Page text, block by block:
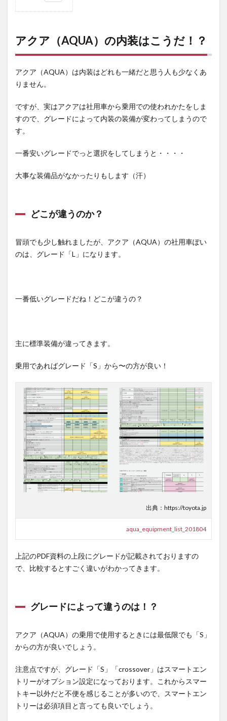
の内装は
こう
1.1
が違
か？
グレー
って違
1.2.1
な？
アクア（AQUA）の内装はこうだ！？
アクア（AQUA）は内装はどれも一緒だと思う人も少なくあ
りません。
ですが、実はアクアは社用車から乗用での使われかたをしま
すので、グレードによって内装の装備が変わってしまうので
す。
一番安いグレードでっと選択をしてしまうと・・・・
大事な装備品がなかったりもします（汗）
どこが違うのか？
冒頭でも少し触れましたが、アクア（AQUA）の社用車ぽい
のは、グレード「L」になります。
一番低いグレードだね！どこが違うの？
主に標準装備が違ってきます。
乗用であればグレード「S」から〜の方が良い！
出典：https://toyota.jp
aqua_equipment_list_201804
上記のPDF資料の上段にグレードが記載されておりますの
で、比較するとすごく違いがわかってきます。
グレードによって違うのは！？
アクア（AQUA）の乗用で使用するときには最低限でも「S」
からの方が良いでしょう。
注意点ですが、グレード「S」「crossover」はスマートエン
トリーがオプション設定になっております。これからスマー
トキー以外だと不便を感じることが多いので、スマートエン
トリーは必須項目と言っても良いでしょう。